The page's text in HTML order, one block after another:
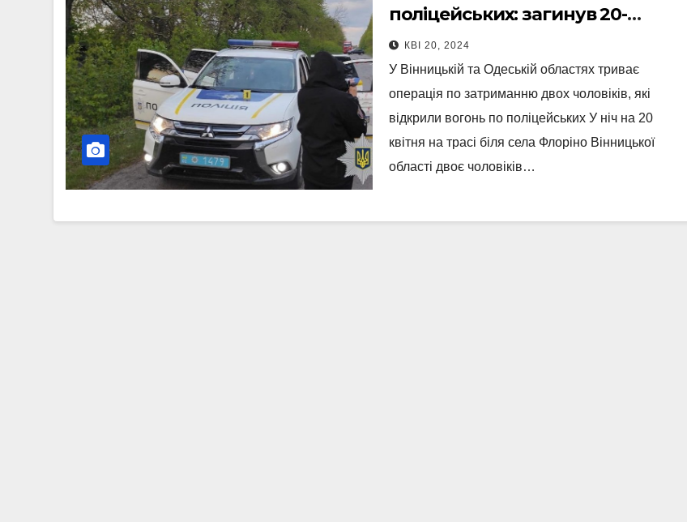
поліцейських: загинув 20-
річний правоохоронець (Фото)
КВІ 20, 2024
У Вінницькій та Одеській областях триває
операція по затриманню двох чоловіків, які
відкрили вогонь по поліцейських У ніч на 20
квітня на трасі біля села Флоріно Вінницької
області двоє чоловіків…